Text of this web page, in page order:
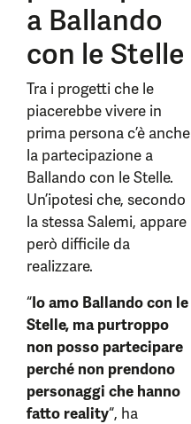
a Ballando
con le Stelle
Tra i progetti che le
piacerebbe vivere in
prima persona c’è anche
la partecipazione a
Ballando con le Stelle.
Un’ipotesi che, secondo
la stessa Salemi, appare
però difficile da
realizzare.
“Io amo Ballando con le
Stelle, ma purtroppo
non posso partecipare
perché non prendono
personaggi che hanno
fatto reality“, ha